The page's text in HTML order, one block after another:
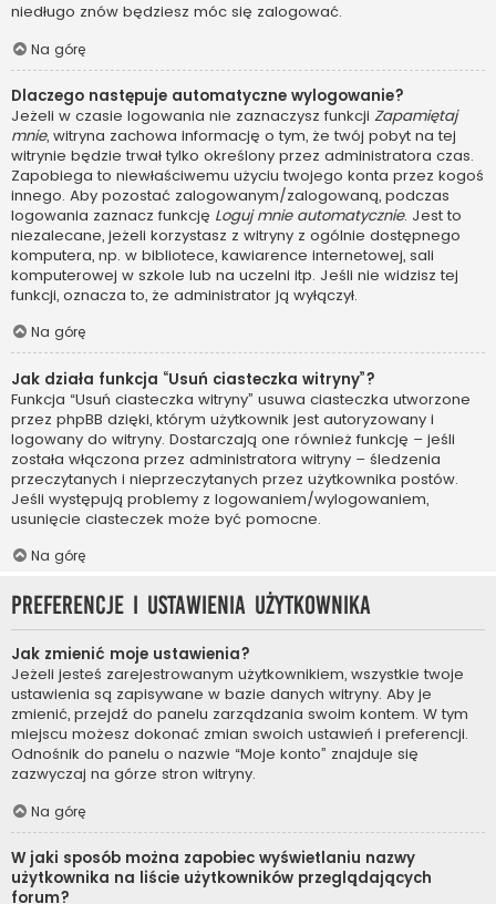
niedługo znów będziesz móc się zalogować.
Na górę
Dlaczego następuje automatyczne wylogowanie?
Jeżeli w czasie logowania nie zaznaczysz funkcji Zapamiętaj
mnie, witryna zachowa informację o tym, że twój pobyt na tej
witrynie będzie trwał tylko określony przez administratora czas.
Zapobiega to niewłaściwemu użyciu twojego konta przez kogoś
innego. Aby pozostać zalogowanym/zalogowaną, podczas
logowania zaznacz funkcję Loguj mnie automatycznie. Jest to
niezalecane, jeżeli korzystasz z witryny z ogólnie dostępnego
komputera, np. w bibliotece, kawiarence internetowej, sali
komputerowej w szkole lub na uczelni itp. Jeśli nie widzisz tej
funkcji, oznacza to, że administrator ją wyłączył.
Na górę
Jak działa funkcja “Usuń ciasteczka witryny”?
Funkcja “Usuń ciasteczka witryny” usuwa ciasteczka utworzone
przez phpBB dzięki, którym użytkownik jest autoryzowany i
logowany do witryny. Dostarczają one również funkcję – jeśli
została włączona przez administratora witryny – śledzenia
przeczytanych i nieprzeczytanych przez użytkownika postów.
Jeśli występują problemy z logowaniem/wylogowaniem,
usunięcie ciasteczek może być pomocne.
Na górę
Preferencje i ustawienia użytkownika
Jak zmienić moje ustawienia?
Jeżeli jesteś zarejestrowanym użytkownikiem, wszystkie twoje
ustawienia są zapisywane w bazie danych witryny. Aby je
zmienić, przejdź do panelu zarządzania swoim kontem. W tym
miejscu możesz dokonać zmian swoich ustawień i preferencji.
Odnośnik do panelu o nazwie “Moje konto” znajduje się
zazwyczaj na górze stron witryny.
Na górę
W jaki sposób można zapobiec wyświetlaniu nazwy
użytkownika na liście użytkowników przeglądających
forum?